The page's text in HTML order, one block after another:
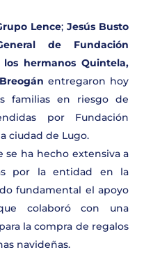
Lence;Jesús Busto
de Fundación
los hermanos Quintela,
entregaron hoy
familias en riesgo de
por Fundación
ciudad de Lugo.
se ha hecho extensiva a
por la entidad en la
fundamental el apoyo
colaboró con una
la compra de regalos
navideñas.